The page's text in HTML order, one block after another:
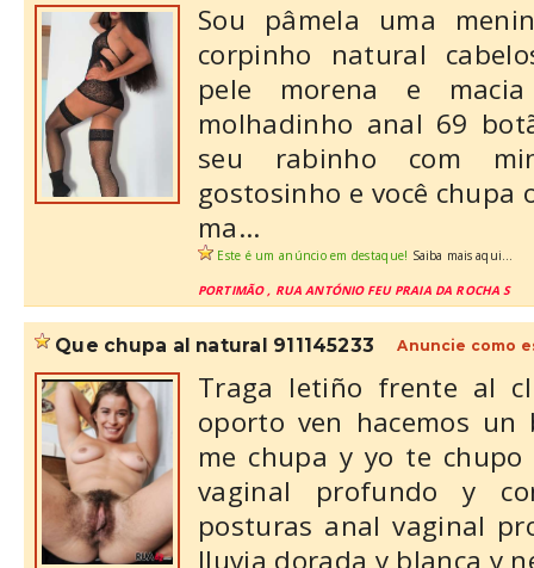
Sou pâmela uma
corpinho natural
pele morena e
molhadinho anal 69
seu rabinho com
gostosinho e você chupa
ma...
Este é um anúncio em destaque! Saiba mais aqui...
PORTIMÃO , RUA ANTÓNIO FEU PRAIA DA ROCHA S
que chupa al natural 911145233 Anuncie como
Traga letiño frente al
oporto ven hacemos
me chupa y yo te
vaginal profundo y
posturas anal vaginal
lluvia dorada y blanca y